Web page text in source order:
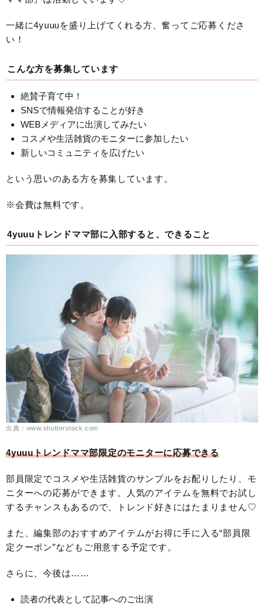
一緒に4yuuuを盛り上げてくれる方、奮ってご応募くださ
い！
こんな方を募集しています
絶賛子育て中！
SNSで情報発信することが好き
WEBメディアに出演してみたい
コスメや生活雑貨のモニターに参加したい
新しいコミュニティを広げたい
という思いのある方を募集しています。
※会費は無料です。
4yuuuトレンドママ部に入部すると、できること
出典：www.shutterstock.com
4yuuuトレンドママ部限定のモニターに応募できる
部員限定でコスメや生活雑貨のサンプルをお配りしたり、モ
ニターへの応募ができます。人気のアイテムを無料でお試し
するチャンスもあるので、トレンド好きにはたまりません♡
また、編集部のおすすめアイテムがお得に手に入る“部員限
定クーポン”などもご用意する予定です。
さらに、今後は……
読者の代表として記事へのご出演